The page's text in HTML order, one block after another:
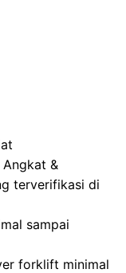
&
terverifikasi di
sampai
forklift minimal